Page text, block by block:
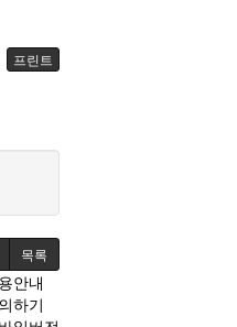
프린트
목록
안내
하기